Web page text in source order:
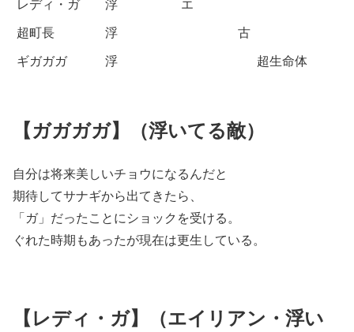
レディ・ガ
浮
エ
超町長
浮
古
ギガガガ
浮 超生命体
【ガガガガ】（浮いてる敵）
自分は将来美しいチョウになるんだと
期待してサナギから出てきたら、
「ガ」だったことにショックを受ける。
ぐれた時期もあったが現在は更生している。
【レディ・ガ】（エイリアン・浮い